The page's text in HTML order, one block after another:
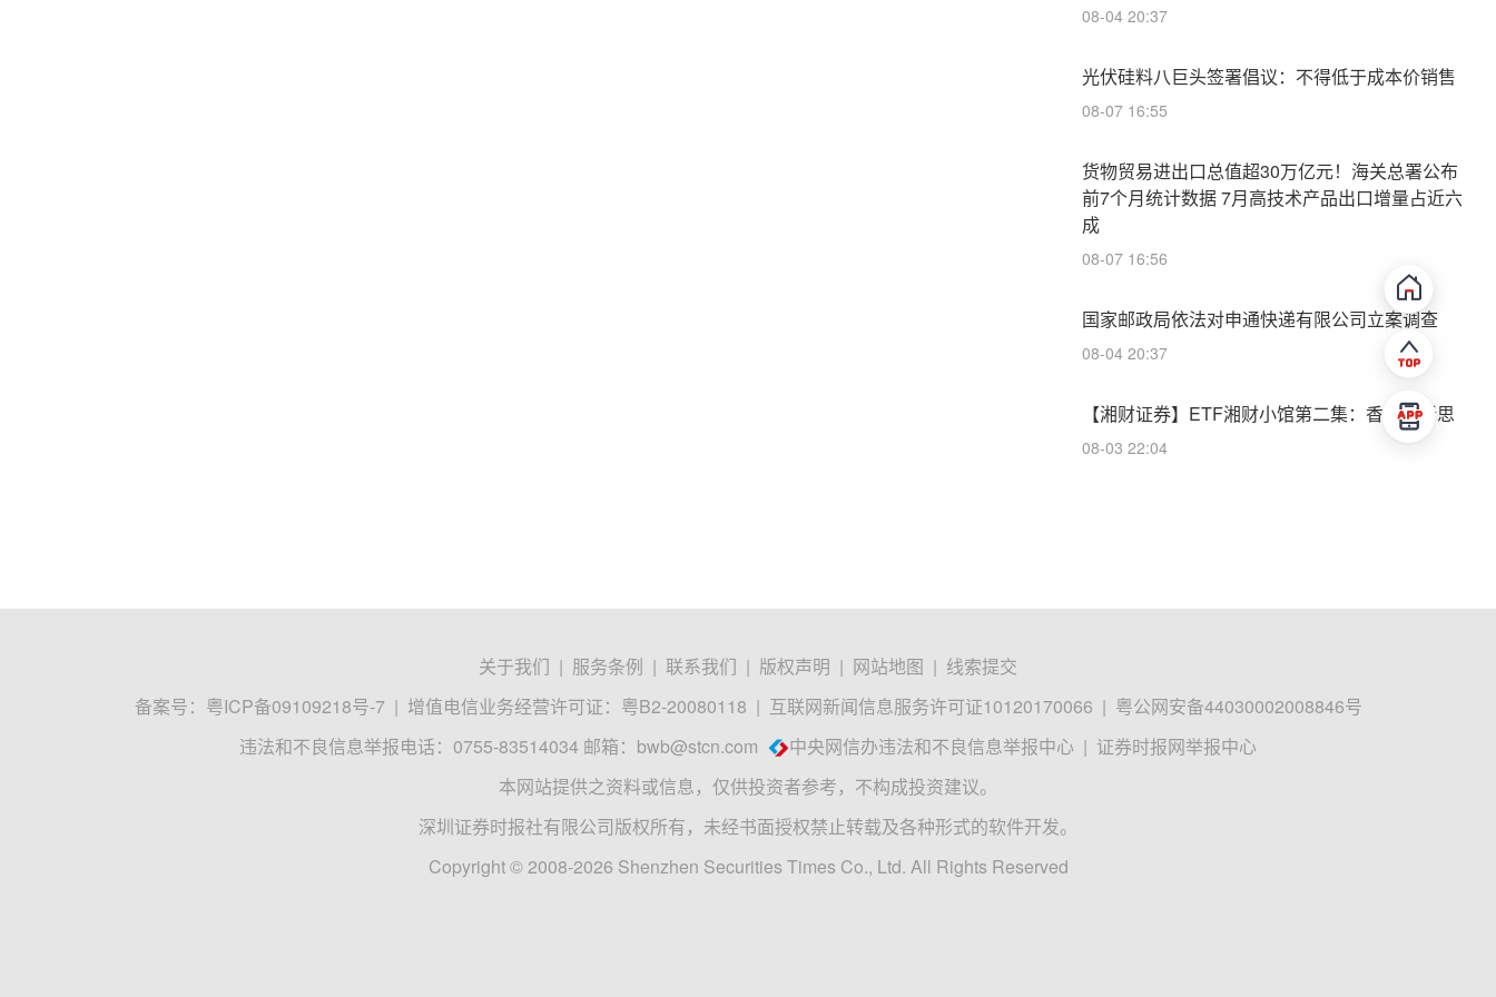
08-04 20:37
光伏硅料八巨头签署倡议：不得低于成本价销售
08-07 16:55
货物贸易进出口总值超30万亿元！海关总署公布
前7个月统计数据 7月高技术产品出口增量占近六
成
08-07 16:56
国家邮政局依法对申通快递有限公司立案调查
08-04 20:37
【湘财证券】ETF湘财小馆第二集：香辣启新思
08-03 22:04
关于我们 | 服务条例 | 联系我们 | 版权声明 | 网站地图 | 线索提交
备案号： 粤ICP备09109218号-7 | 增值电信业务经营许可证：粤B2-20080118 | 互联网新闻信息服务许可证10120170066 | 粤公网安备44030002008846号
违法和不良信息举报电话：0755-83514034 邮箱： bwb@stcn.com 中央网信办违法和不良信息举报中心 | 证券时报网举报中心
本网站提供之资料或信息，仅供投资者参考，不构成投资建议。
深圳证券时报社有限公司版权所有，未经书面授权禁止转载及各种形式的软件开发。
Copyright © 2008-2026 Shenzhen Securities Times Co., Ltd. All Rights Reserved